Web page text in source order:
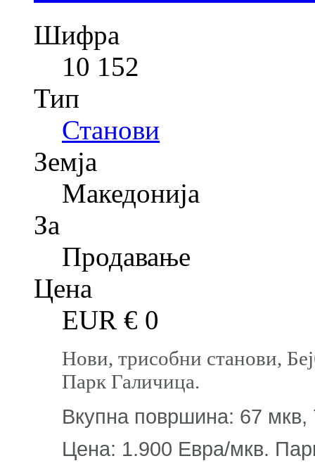
Шифра
10 152
Тип
Станови
Земја
Македонија
За
Продавање
Цена
EUR € 0
Нови, трисобни станови,
Парк Галичица.
Вкупна површина: 67
Цена: 1.900 Евра/мкв.